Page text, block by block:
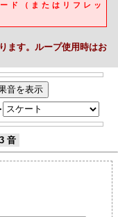
ド（またはリフレッ
ます。ループ使用時はお
音